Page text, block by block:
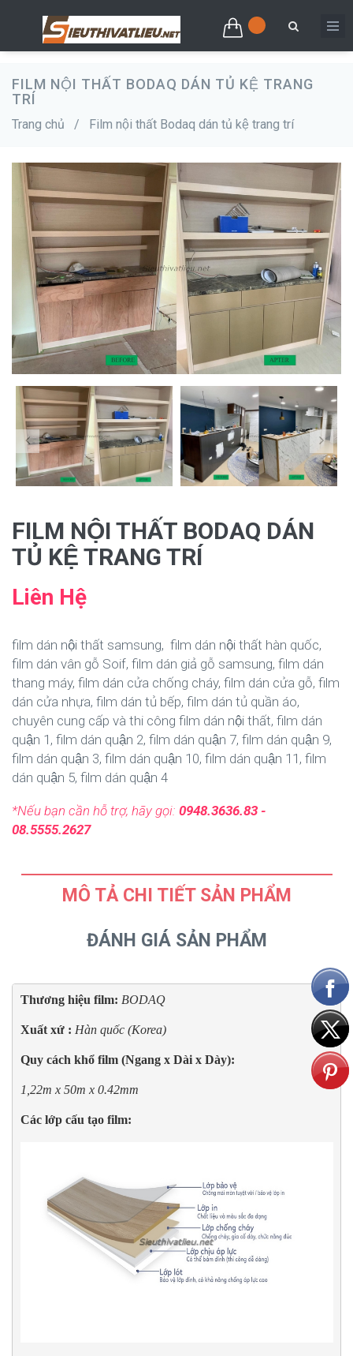
FILM NỘI THẤT BODAQ DÁN TỦ KỆ TRANG
TRÍ
Trang chủ / Film nội thất Bodaq dán tủ kệ trang trí
FILM NỘI THẤT BODAQ DÁN
TỦ KỆ TRANG TRÍ
Liên Hệ
film dán nội thất samsung, film dán nội thất hàn quốc,
film dán vân gỗ Soif, film dán giả gỗ samsung, film dán
thang máy, film dán cửa chống cháy, film dán cửa gỗ, film
dán cửa nhựa, film dán tủ bếp, film dán tủ quần áo,
chuyên cung cấp và thi công film dán nội thất, film dán
quận 1, film dán quận 2, film dán quận 7, film dán quận 9,
film dán quận 3, film dán quận 10, film dán quận 11, film
dán quận 5, film dán quận 4
*Nếu bạn cần hỗ trợ, hãy gọi: 0948.3636.83 -
08.5555.2627
MÔ TẢ CHI TIẾT SẢN PHẨM
ĐÁNH GIÁ SẢN PHẨM
Thương hiệu film: BODAQ
Xuất xứ : Hàn quốc (Korea)
Quy cách khổ film (Ngang x Dài x Dày):
1,22m x 50m x 0.42mm
Các lớp cấu tạo film: